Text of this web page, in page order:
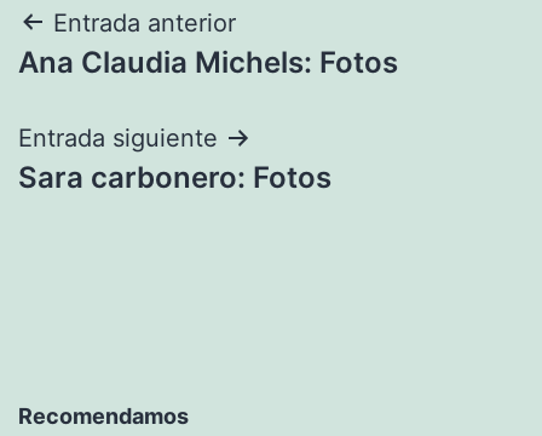
Navegación
de
entradas
Entrada anterior
Ana Claudia Michels: Fotos
Entrada siguiente
Sara carbonero: Fotos
Recomendamos